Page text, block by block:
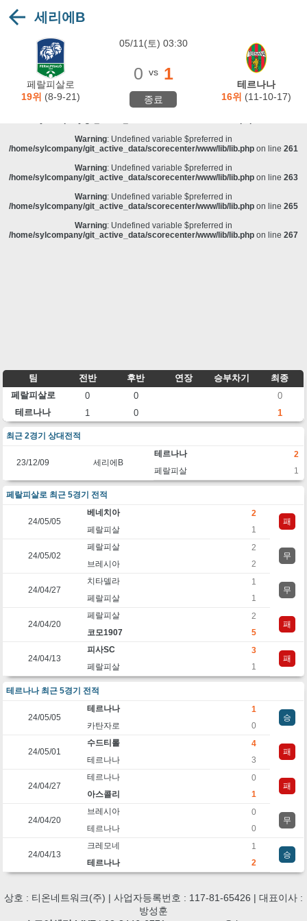
Warning
/home/sylcompany/git_active_data/scorecenter/www/lib/lib.php
Deprecated: stristr(): Passing null to parameter #1 ($haystack) of type string is
deprecated in/home/sylcompany/git_active_data/scorecenter/www/lib/lib.php
: Undefined variable $preferred in
/home/sylcompany/git_active_data/scorecenter/www/lib/lib.phpon line257
: Undefined variable $preferred in
Warning: Undefined variable $preferred in
/home/sylcompany/git_active_data/scorecenter/www/lib/lib.php on line 261
Warning: Undefined variable $preferred in
/home/sylcompany/git_active_data/scorecenter/www/lib/lib.php on line 263
Warning: Undefined variable $preferred in
/home/sylcompany/git_active_data/scorecenter/www/lib/lib.php on line 265
Warning: Undefined variable $preferred in
/home/sylcompany/git_active_data/scorecenter/www/lib/lib.php on line 267
세리에B
페랄피살로
19위 (8-9-21)
05/11(토) 03:30
0 vs 1
종료
테르나나
16위 (11-10-17)
팀 전반 후반 연장 승부차기
최종
페랄피살로
0 0
0
테르나나
1 0 1
최근 2경기 상대전적
23/12/09 세리에B
테르나나
2
페랄피살
1
페랄피살로 최근 5경기 전적
24/05/05
베네치아
2
패
페랄피살
1
24/05/02
페랄피살
2
무
브레시아
2
24/04/27
치타델라
1
무
페랄피살
1
24/04/20
페랄피살
2
패
코모1907
5
24/04/13
피사SC
3
패
페랄피살
1
테르나나 최근 5경기 전적
24/05/05
테르나나
1
승
카탄자로
0
24/05/01
수드티롤
4
패
테르나나
3
24/04/27
테르나나
0
패
아스콜리
1
24/04/20
브레시아
0
무
테르나나
0
24/04/13
크레모네
1
승
테르나나
2
상호 : 티온네트워크(주) | 사업자등록번호 : 117-81-65426 | 대표이사 :
방성훈